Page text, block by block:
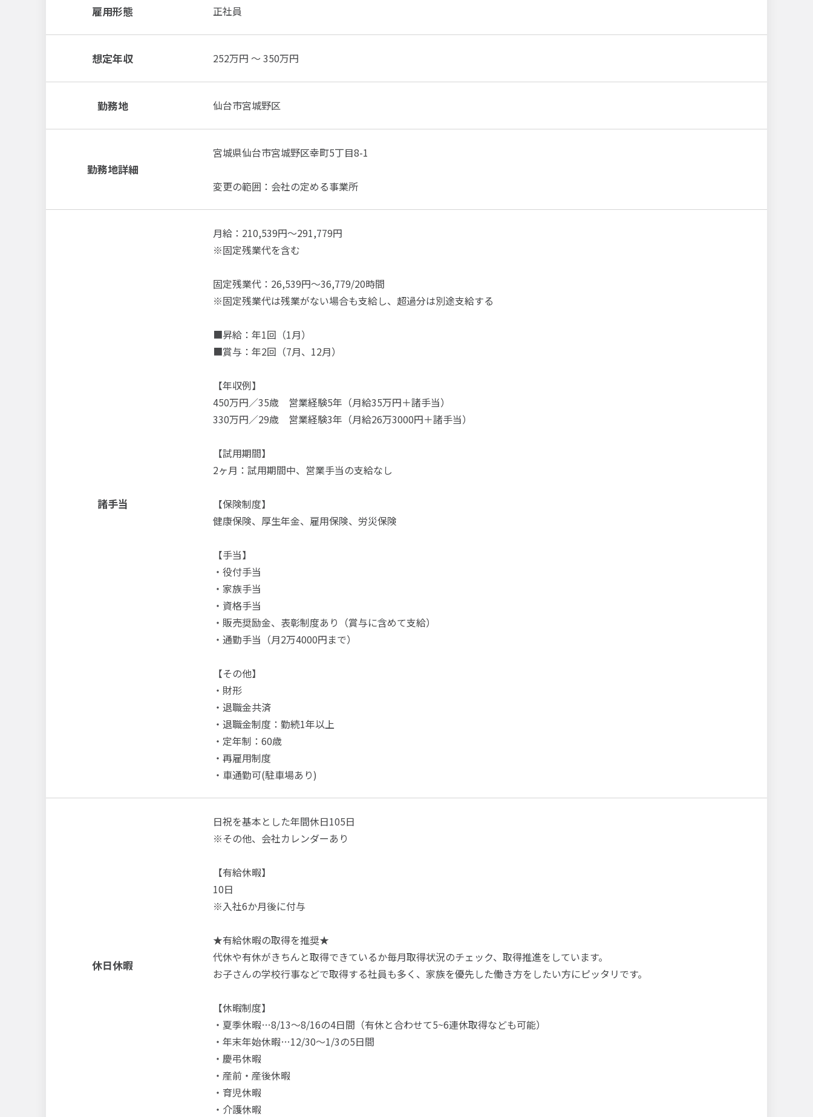
雇用形態 正社員
想定年収 252万円 ～ 350万円
勤務地 仙台市宮城野区
勤務地詳細
宮城県仙台市宮城野区幸町5丁目8-1
変更の範囲：会社の定める事業所
諸手当
月給：210,539円～291,779円
※固定残業代を含む
固定残業代：26,539円～36,779/20時間
※固定残業代は残業がない場合も支給し、超過分は別途支給する
■昇給：年1回（1月）
■賞与：年2回（7月、12月）
【年収例】
450万円／35歳 営業経験5年（月給35万円＋諸手当）
330万円／29歳 営業経験3年（月給26万3000円＋諸手当）
【試用期間】
2ヶ月：試用期間中、営業手当の支給なし
【保険制度】
健康保険、厚生年金、雇用保険、労災保険
【手当】
・役付手当
・家族手当
・資格手当
・販売奨励金、表彰制度あり（賞与に含めて支給）
・通勤手当（月2万4000円まで）
【その他】
・財形
・退職金共済
・退職金制度：勤続1年以上
・定年制：60歳
・再雇用制度
・車通勤可(駐車場あり)
休日休暇
日祝を基本とした年間休日105日
※その他、会社カレンダーあり
【有給休暇】
10日
※入社6か月後に付与
★有給休暇の取得を推奨★
代休や有休がきちんと取得できているか毎月取得状況のチェック、取得推進をしています。
お子さんの学校行事などで取得する社員も多く、家族を優先した働き方をしたい方にピッタリです。
【休暇制度】
・夏季休暇…8/13～8/16の4日間（有休と合わせて5~6連休取得なども可能）
・年末年始休暇…12/30～1/3の5日間
・慶弔休暇
・産前・産後休暇
・育児休暇
・介護休暇